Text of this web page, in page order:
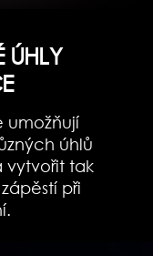
ÚHLY
umožňují
úhlů
vytvořit tak
při